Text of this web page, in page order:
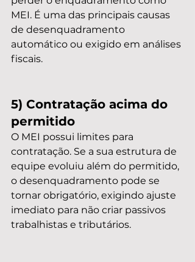
MEI. É uma das principais causas
de desenquadramento
automático ou exigido em análises
fiscais.
5) Contratação acima do
permitido
O MEI possui limites para
contratação. Se a sua estrutura de
equipe evoluiu além do permitido,
o desenquadramento pode se
tornar obrigatório, exigindo ajuste
imediato para não criar passivos
trabalhistas e tributários.